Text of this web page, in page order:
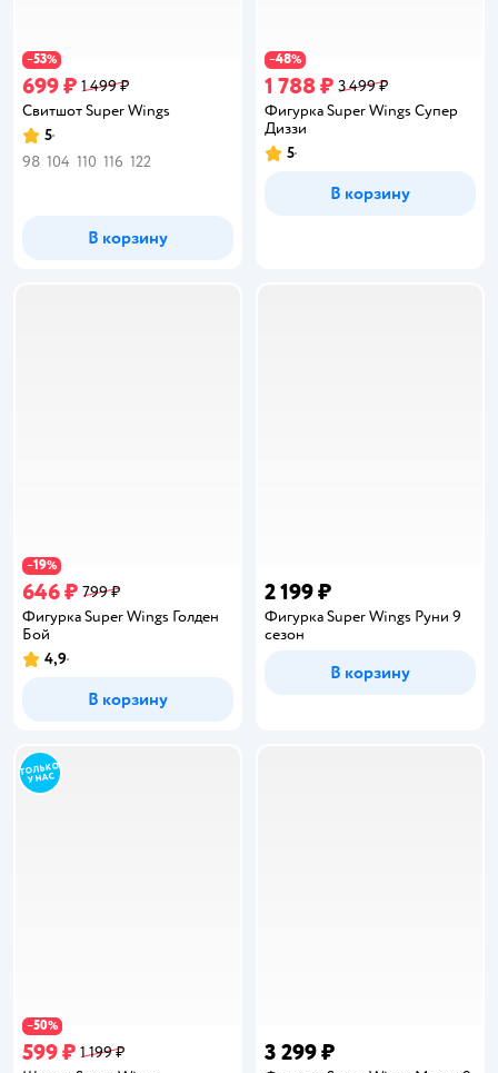
−53%
699 ₽ 1 499 ₽
Свитшот Super Wings
Рейтинг:
5
98 104 110 116 122
В корзину
−48%
1 788 ₽ 3 499 ₽
Фигурка Super Wings Супер
Диззи
Рейтинг:
5
В корзину
−19%
646 ₽ 799 ₽
Фигурка Super Wings Голден
Бой
Рейтинг:
4,9
В корзину
2 199 ₽
Фигурка Super Wings Руни 9
сезон
В корзину
−50%
599 ₽ 1 199 ₽
3 299 ₽